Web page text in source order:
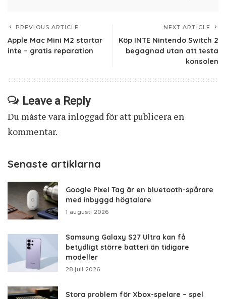
PREVIOUS ARTICLE
Apple Mac Mini M2 startar
inte – gratis reparation
NEXT ARTICLE
Köp INTE Nintendo Switch 2
begagnad utan att testa
konsolen
Leave a Reply
Du måste vara inloggad för att publicera en
kommentar.
Senaste artiklarna
Google Pixel Tag är en bluetooth-spårare
med inbyggd högtalare
1 augusti 2026
Samsung Galaxy S27 Ultra kan få
betydligt större batteri än tidigare
modeller
28 juli 2026
Stora problem för Xbox-spelare – spel